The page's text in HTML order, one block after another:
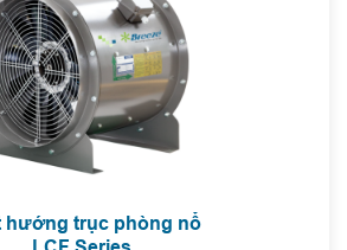
hướng trục phòng nổ